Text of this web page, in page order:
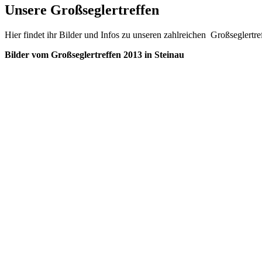
Unsere Großseglertreffen
Hier findet ihr Bilder und Infos zu unseren zahlreichen
Bilder vom Großseglertreffen 2013 in Steinau